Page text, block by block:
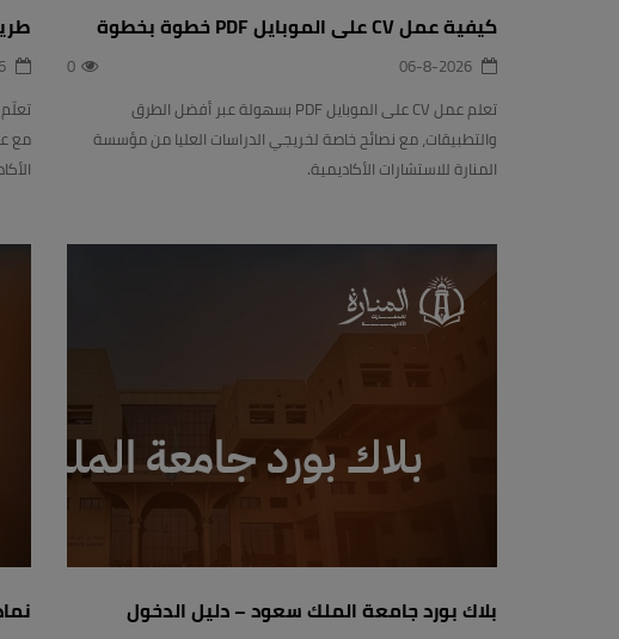
كيفية عمل CV على الموبايل PDF خطوة بخطوة
0
تعلم عمل CV على الموبايل PDF بسهولة عبر أفضل الطرق
والتطبيقات، مع نصائح خاصة لخريجي الدراسات العليا من مؤسسة
المنارة للاستشارات الأكاديمية.
مع
بلاك بورد جامعة الملك سعود – دليل الدخول